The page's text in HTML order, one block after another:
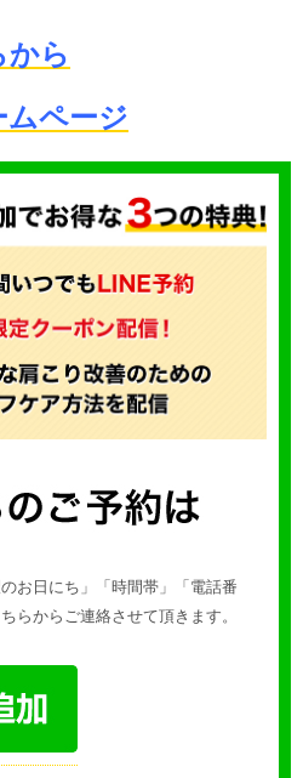
から
ムページ
お日にち」「時間帯」「電話番
らからご連絡させて頂きます。